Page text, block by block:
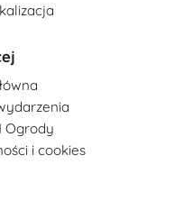
Ogrody
i cookies